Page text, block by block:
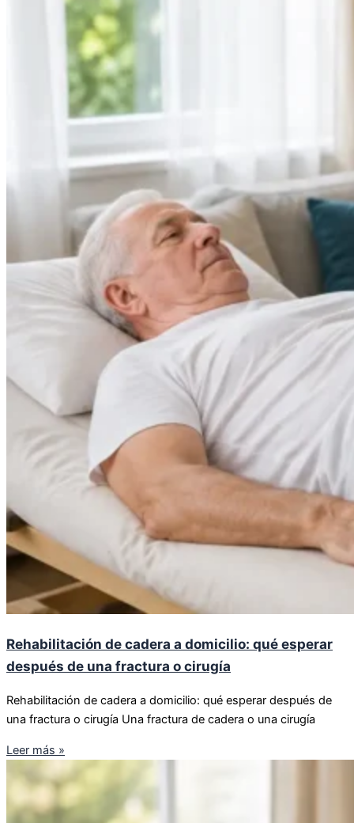
Rehabilitación de cadera a domicilio: qué esperar
después de una fractura o cirugía
Rehabilitación de cadera a domicilio: qué esperar después de
una fractura o cirugía Una fractura de cadera o una cirugía
Leer más »